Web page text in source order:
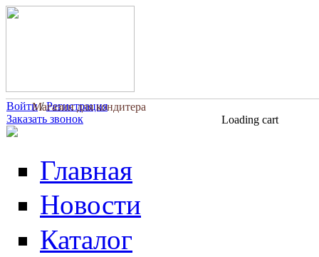
Перейти к основному содержанию
Магазин для кондитера
Войти/Регистрация
Заказать звонок
Loading cart
Главная
Новости
Каталог